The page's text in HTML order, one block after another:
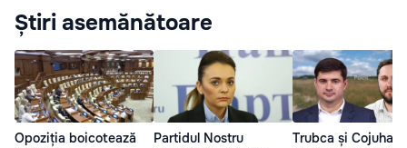
Știri asemănătoare
Opoziția boicotează
Partidul Nostru
Trubca și Cojuhari